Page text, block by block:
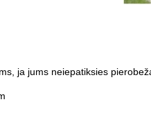
ja jums neiepatiksies